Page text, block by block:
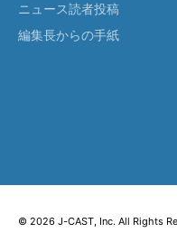
ニュース読者投稿
編集長からの手紙
© 2026 J-CAST, Inc. All Rights